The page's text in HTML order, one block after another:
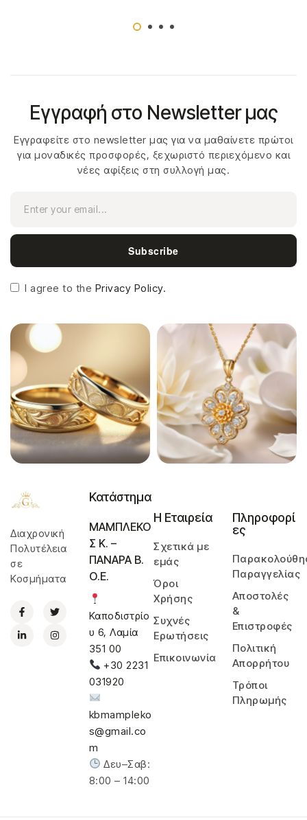
Εγγραφή στο Newsletter μας
Εγγραφείτε στο newsletter μας για να μαθαίνετε πρώτοι
για μοναδικές προσφορές, ξεχωριστό περιεχόμενο και
νέες αφίξεις στη συλλογή μας.
Subscribe
I agree to the Privacy Policy.
Διαχρονική
Πολυτέλεια
σε
Κοσμήματα
Η Εταιρεία
Σχετικά με
εμάς
Όροι
Χρήσης
Συχνές
Ερωτήσεις
Επικοινωνία
Πληροφορί
ες
Παραγγελίας
Αποστολές
&
Επιστροφές
Πολιτική
Απορρήτου
Τρόποι
Πληρωμής
Κατάστημα
ΜΑΜΠΛΕΚΟ
Σ Κ. –
ΠΑΝΑΡΑ Β.
Ο.Ε.
Καποδιστρίο
υ 6, Λαμία
351 00
+30 2231
031920
kbmampleko
s@gmail.co
m
Δευ–Σαβ:
8:00 – 14:00